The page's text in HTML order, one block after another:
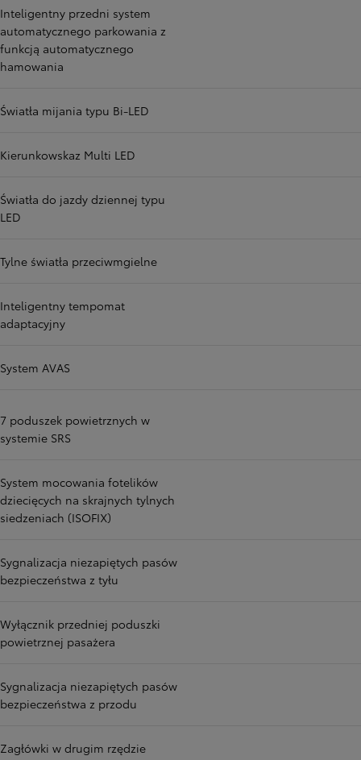
Inteligentny przedni system
automatycznego parkowania z
funkcją automatycznego
hamowania
Światła mijania typu Bi-LED
Kierunkowskaz Multi LED
Światła do jazdy dziennej typu
LED
Tylne światła przeciwmgielne
Inteligentny tempomat
adaptacyjny
System AVAS
7 poduszek powietrznych w
systemie SRS
System mocowania fotelików
dziecięcych na skrajnych tylnych
siedzeniach (ISOFIX)
Sygnalizacja niezapiętych pasów
bezpieczeństwa z tyłu
Wyłącznik przedniej poduszki
powietrznej pasażera
Sygnalizacja niezapiętych pasów
bezpieczeństwa z przodu
Zagłówki w drugim rzędzie